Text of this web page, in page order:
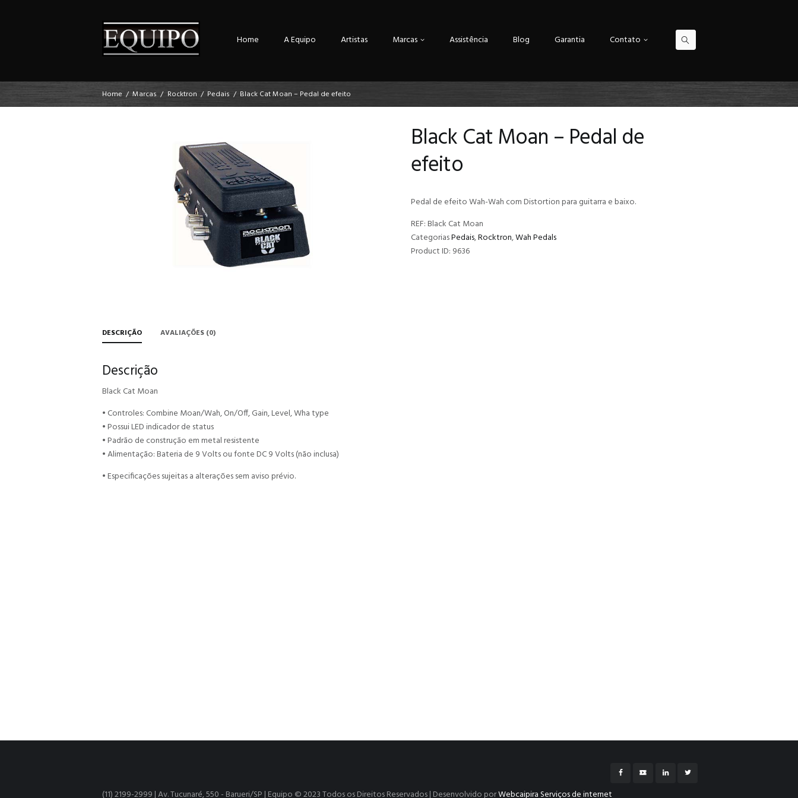
Home A Equipo Artistas Marcas Assistência Blog Garantia Contato
Home Marcas Rocktron Pedais Black Cat Moan – Pedal de efeito
Black Cat Moan – Pedal de
efeito
Pedal de efeito Wah-Wah com Distortion para guitarra e baixo.
REF:Black Cat Moan
CategoriasPedais,Rocktron,Wah Pedals
Product ID: 9636
DESCRIÇÃO AVALIAÇÕES (0)
Descrição
Black Cat Moan
• Controles: Combine Moan/Wah, On/Off, Gain, Level, Wha type
• Possui LED indicador de status
• Padrão de construção em metal resistente
• Alimentação: Bateria de 9 Volts ou fonte DC 9 Volts (não inclusa)
• Especificações sujeitas a alterações sem aviso prévio.
(11) 2199-2999 | Av. Tucunaré, 550 - Barueri/SP | Equipo © 2023 Todos os Direitos Reservados | Desenvolvido porWebcaipira Serviços de internet